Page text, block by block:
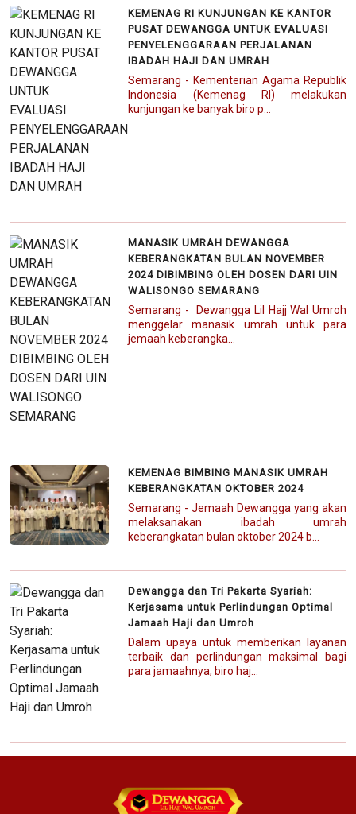
KEMENAG RI KUNJUNGAN KE KANTOR
PUSAT DEWANGGA UNTUK EVALUASI
PENYELENGGARAAN PERJALANAN
IBADAH HAJI DAN UMRAH
Semarang - Kementerian Agama Republik
Indonesia (Kemenag RI) melakukan
kunjungan ke banyak biro p...
MANASIK UMRAH DEWANGGA
KEBERANGKATAN BULAN NOVEMBER
2024 DIBIMBING OLEH DOSEN DARI UIN
WALISONGO SEMARANG
Semarang - Dewangga Lil Hajj Wal Umroh
menggelar manasik umrah untuk para
jemaah keberangka...
KEMENAG BIMBING MANASIK UMRAH
KEBERANGKATAN OKTOBER 2024
Semarang - Jemaah Dewangga yang akan
melaksanakan ibadah umrah
keberangkatan bulan oktober 2024 b...
Dewangga dan Tri Pakarta Syariah:
Kerjasama untuk Perlindungan Optimal
Jamaah Haji dan Umroh
Dalam upaya untuk memberikan layanan
terbaik dan perlindungan maksimal bagi
para jamaahnya, biro haj...